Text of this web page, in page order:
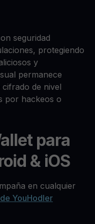
seguridad
protegiendo
y
permanece
de nivel
por hackeos o
para
& iOS
en cualquier
YouHodler